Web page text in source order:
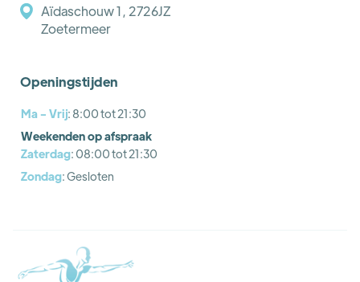
Aïdaschouw 1, 2726JZ
Zoetermeer
Openingstijden
Ma - Vrij: 8:00 tot 21:30
Weekenden op afspraak
Zaterdag: 08:00 tot 21:30
Zondag: Gesloten